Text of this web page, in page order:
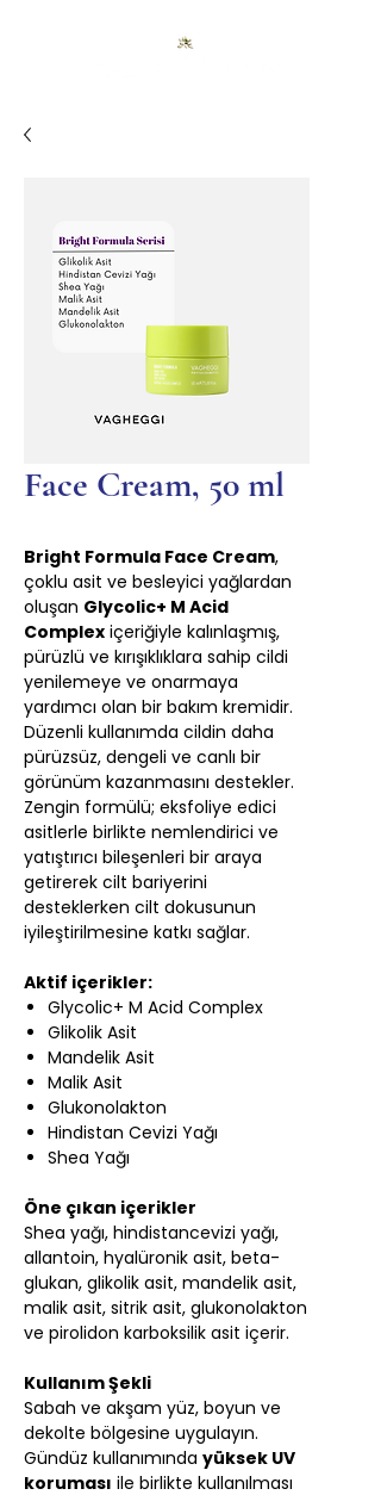
Face Cream, 50 ml
Bright Formula Face Cream,
çoklu asit ve besleyici yağlardan
oluşan Glycolic+ M Acid
Complex içeriğiyle kalınlaşmış,
pürüzlü ve kırışıklıklara sahip cildi
yenilemeye ve onarmaya
yardımcı olan bir bakım kremidir.
Düzenli kullanımda cildin daha
pürüzsüz, dengeli ve canlı bir
görünüm kazanmasını destekler.
Zengin formülü; eksfoliye edici
asitlerle birlikte nemlendirici ve
yatıştırıcı bileşenleri bir araya
getirerek cilt bariyerini
desteklerken cilt dokusunun
iyileştirilmesine katkı sağlar.
Aktif içerikler:
Glycolic+ M Acid Complex
Glikolik Asit
Mandelik Asit
Malik Asit
Glukonolakton
Hindistan Cevizi Yağı
Shea Yağı
Öne çıkan içerikler
Shea yağı, hindistancevizi yağı,
allantoin, hyalüronik asit, beta-
glukan, glikolik asit, mandelik asit,
malik asit, sitrik asit, glukonolakton
ve pirolidon karboksilik asit içerir.
Kullanım Şekli
Sabah ve akşam yüz, boyun ve
dekolte bölgesine uygulayın.
Gündüz kullanımında yüksek UV
koruması ile birlikte kullanılması